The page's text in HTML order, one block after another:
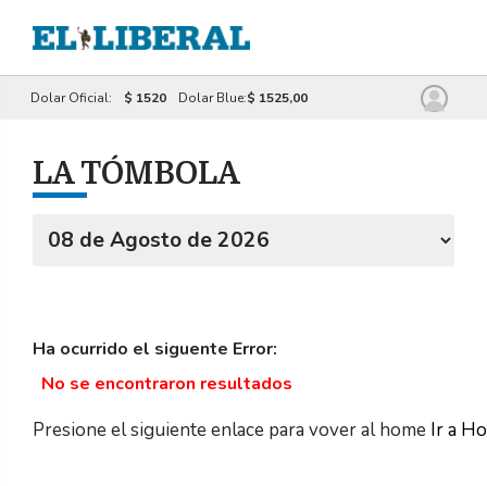
Dolar Oficial: $ 1520 Dolar Blue:$ 1525,00
LA TÓMBOLA
Ha ocurrido el siguente Error:
No se encontraron resultados
Presione el siguiente enlace para vover al home Ir a